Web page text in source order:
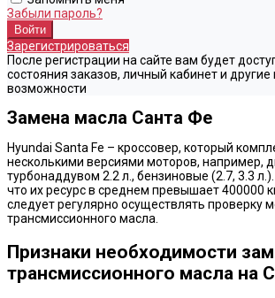
Забыли пароль?
Зарегистрироваться
После регистрации на сайте вам будет
состояния заказов, личный кабинет и другие
возможности
Замена масла Санта Фе
Hyundai Santa Fe – кроссовер, который
несколькими версиями моторов, например,
турбонаддувом 2.2 л., бензиновые (2.7, 3.3
что их ресурс в среднем превышает 400000
следует регулярно осуществлять проверку
трансмиссионного масла.
Признаки необходимости
трансмиссионного масла на